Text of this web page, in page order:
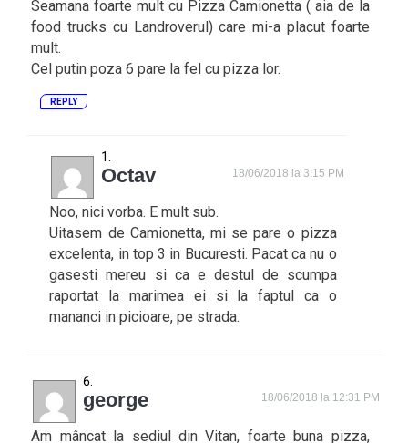
Seamana foarte mult cu Pizza Camionetta ( aia de la
food trucks cu Landroverul) care mi-a placut foarte
mult.
Cel putin poza 6 pare la fel cu pizza lor.
REPLY
Octav 18/06/2018 la 3:15 PM
Noo, nici vorba. E mult sub.
Uitasem de Camionetta, mi se pare o pizza
excelenta, in top 3 in Bucuresti. Pacat ca nu o
gasesti mereu si ca e destul de scumpa
raportat la marimea ei si la faptul ca o
mananci in picioare, pe strada.
george 18/06/2018 la 12:31 PM
Am mâncat la sediul din Vitan, foarte buna pizza,